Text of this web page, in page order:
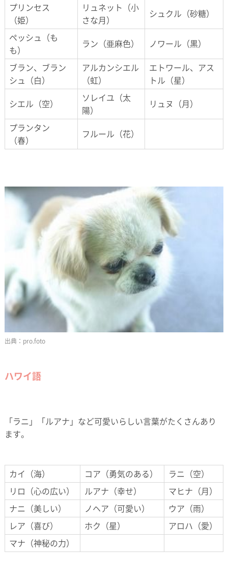
プリンセス
（姫）
リュネット（小
さな月）
シュクル（砂糖）
ペッシュ（も
も）
ラン（亜麻色）
ノワール（黒）
ブラン、ブラン
シュ（白）
アルカンシエル
（虹）
エトワール、アス
トル（星）
シエル（空）
ソレイユ（太
陽）
リュヌ（月）
プランタン
（春）
フルール（花）
pro.foto
ハワイ語
「ラニ」「ルアナ」など可愛いらしい言葉がたくさんあり
ます。
カイ（海） コア（勇気のある）
ラニ（空）
リロ（心の広い）
ルアナ（幸せ）
マヒナ（月）
ナニ（美しい）
ノヘア（可愛い）
ウア（雨）
レア（喜び）
ホク（星）
アロハ（愛）
マナ（神秘の力）